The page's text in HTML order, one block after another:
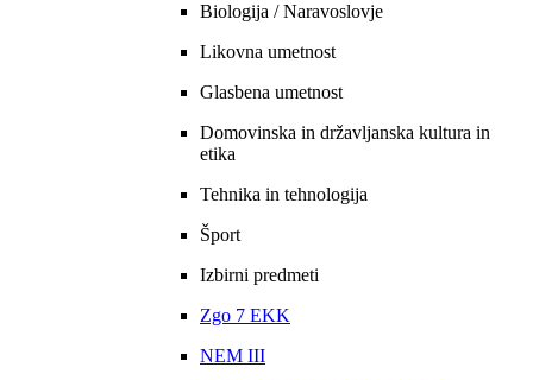
Biologija / Naravoslovje
Likovna umetnost
Glasbena umetnost
Domovinska in državljanska kultura in
etika
Tehnika in tehnologija
Šport
Izbirni predmeti
Zgo 7 EKK
NEM III